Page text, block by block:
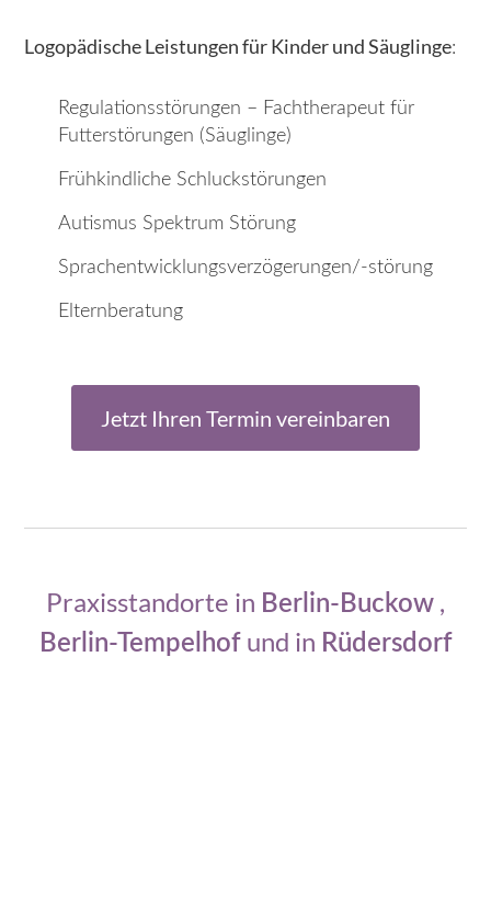
Logopädische Leistungen für Kinder und Säuglinge:
Regulationsstörungen – Fachtherapeut für
Futterstörungen (Säuglinge)
Frühkindliche Schluckstörungen
Autismus Spektrum Störung
Sprachentwicklungsverzögerungen/-störung
Elternberatung
Jetzt Ihren Termin vereinbaren
Praxisstandorte in Berlin-Buckow ,
Berlin-Tempelhofund in Rüdersdorf